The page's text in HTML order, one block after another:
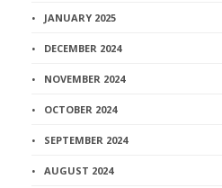
JANUARY 2025
DECEMBER 2024
NOVEMBER 2024
OCTOBER 2024
SEPTEMBER 2024
AUGUST 2024